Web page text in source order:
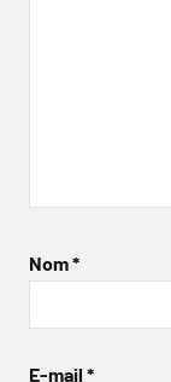
Nom*
E-mail *